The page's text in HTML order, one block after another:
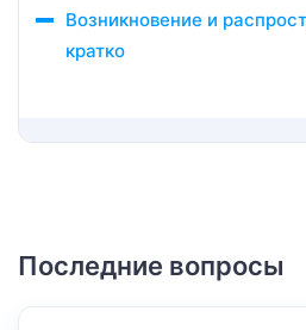
Возникновение и
кратко
Последние вопросы